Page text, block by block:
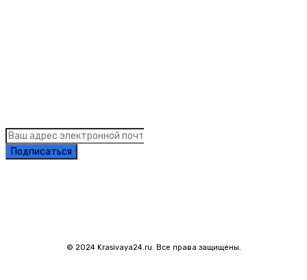
Подписаться
© 2024 Krasivaya24.ru. Все права защищены.